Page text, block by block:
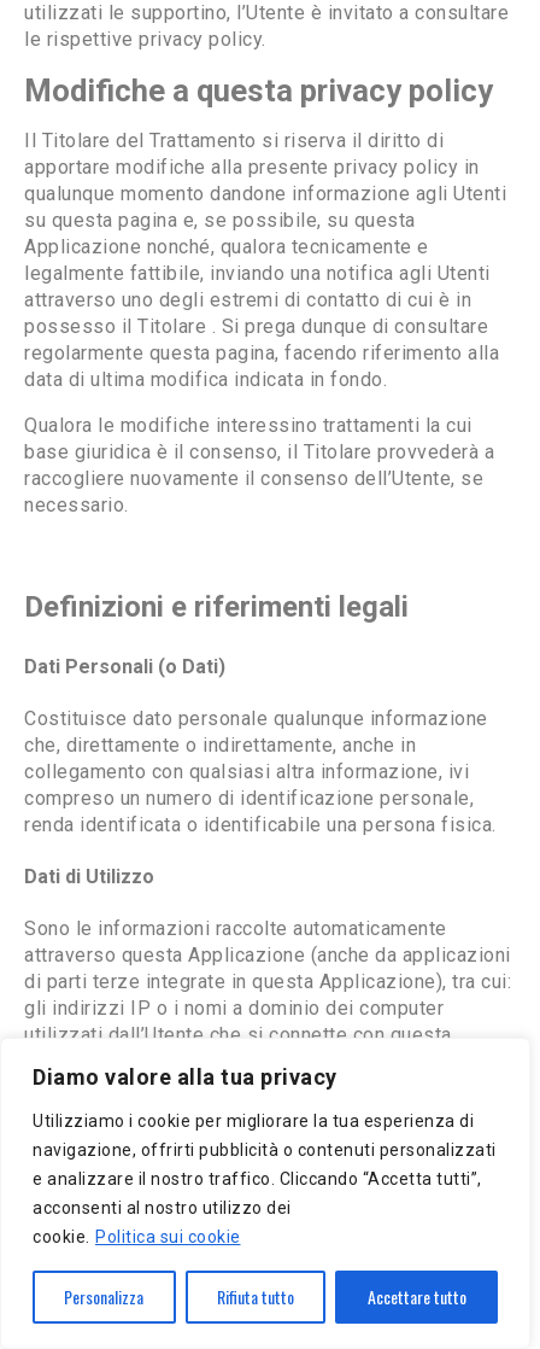
Diamo valore alla tua privacy
Utilizziamo i cookie per migliorare la tua esperienza di
navigazione, offrirti pubblicità o contenuti personalizzati
e analizzare il nostro traffico. Cliccando “Accetta tutti”,
acconsenti al nostro utilizzo dei
cookie.
Politica sui cookie
Personalizza Rifiuta tutto Accettare tutto
utilizzati le supportino, l’Utente è invitato a consultare
le rispettive privacy policy.
Modifiche a questa privacy policy
Il Titolare del Trattamento si riserva il diritto di
apportare modifiche alla presente privacy policy in
qualunque momento dandone informazione agli Utenti
su questa pagina e, se possibile, su questa
Applicazione nonché, qualora tecnicamente e
legalmente fattibile, inviando una notifica agli Utenti
attraverso uno degli estremi di contatto di cui è in
possesso il Titolare . Si prega dunque di consultare
regolarmente questa pagina, facendo riferimento alla
data di ultima modifica indicata in fondo.
Qualora le modifiche interessino trattamenti la cui
base giuridica è il consenso, il Titolare provvederà a
raccogliere nuovamente il consenso dell’Utente, se
necessario.
Definizioni e riferimenti legali
Dati Personali (o Dati)
Costituisce dato personale qualunque informazione
che, direttamente o indirettamente, anche in
collegamento con qualsiasi altra informazione, ivi
compreso un numero di identificazione personale,
renda identificata o identificabile una persona fisica.
Dati di Utilizzo
Sono le informazioni raccolte automaticamente
attraverso questa Applicazione (anche da applicazioni
di parti terze integrate in questa Applicazione), tra cui:
gli indirizzi IP o i nomi a dominio dei computer
utilizzati dall’Utente che si connette con questa
Resource Identifier), l’orario della richiesta, il metodo
utilizzato nell’inoltrare la richiesta al server, la
dimensione del file ottenuto in risposta, il codice
numerico indicante lo stato della risposta dal server
caratteristiche del browser e del sistema operativo
utilizzati dal visitatore, le varie connotazioni temporali
della visita (ad esempio il tempo di permanenza su
ciascuna pagina) e i dettagli relativi all’itinerario
seguito all’interno dell’Applicazione, con particolare